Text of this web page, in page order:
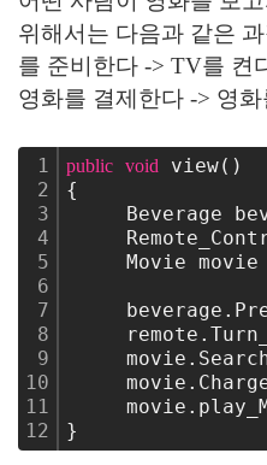
위해서는 다음과 같은
를 준비한다 -> TV를 켠
영화를 결제한다 -> 영
1
2
3
4
5
6
7
8
9
10
11
12
public void
view()
{
Beverage
Movie movie
}